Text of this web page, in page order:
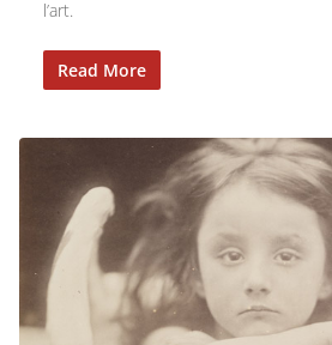
l’art.
Read More